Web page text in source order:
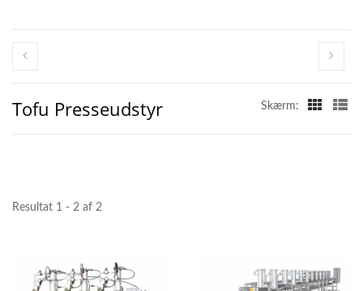
Tofu Presseudstyr Skærm:
Resultat 1 - 2 af 2